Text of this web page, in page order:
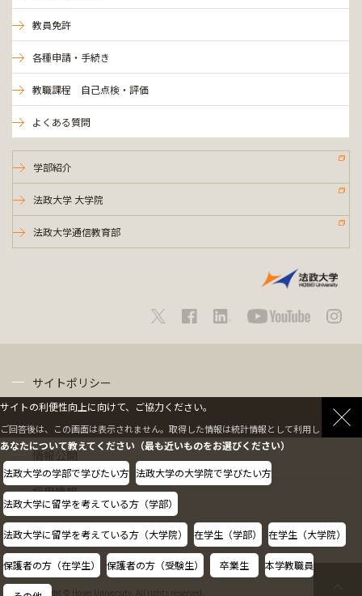
教員免許
各種申請・手続き
教職課程 自己点検・評価
よくある質問
学部紹介
法政大学 大学院
法政大学通信教育部
サイトポリシー
情報公開
採用情報
教職員の方へ
Copyright © Hosei University. All rights reserved.
サイトの利便性向上に向けて、ご協力ください。
ご回答後は、この画面は表示されません。取得した情報は統計情報として利用します。
あなたについて教えてください（最も近いものをお選びください）
法政大学の学部で学びたい方 法政大学の大学院で学びたい方
法政大学に留学を考えている方（学部）
法政大学に留学を考えている方（大学院） 在学生（学部） 在学生（大学院）
保護者の方（在学生） 保護者の方（受験生） 卒業生 本学教職員